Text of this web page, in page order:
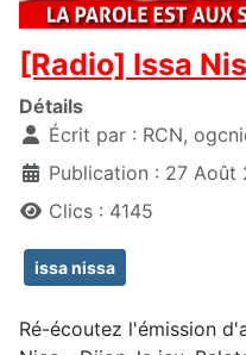
[Radio] Issa
Détails
Écrit par : RCN,
Publication : 27 Août
Clics : 4145
issa nissa
Ré-écoutez l'émission